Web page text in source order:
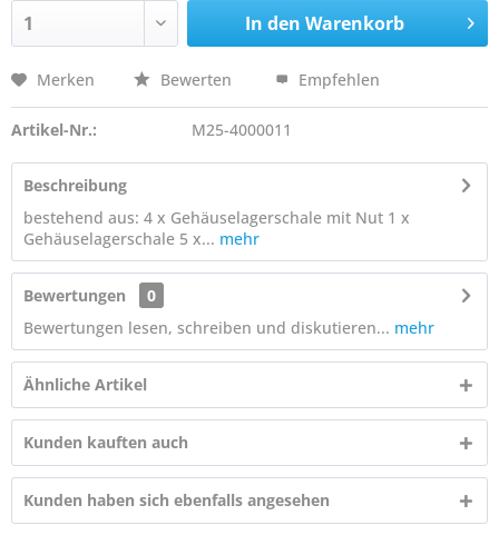
In den Warenkorb
Merken Bewerten Empfehlen
Artikel-Nr.: M25-4000011
Beschreibung
bestehend aus: 4 x Gehäuselagerschale mit Nut 1 x
Gehäuselagerschale 5 x... mehr
Bewertungen
0
Bewertungen lesen, schreiben und diskutieren... mehr
Ähnliche Artikel
Kunden kauften auch
Kunden haben sich ebenfalls angesehen